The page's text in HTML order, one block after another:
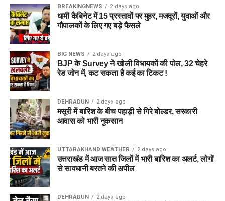
आलंबन गांव विकसित करने के लिए करीब 5 एकड़ जमीन की आवश्यकता
बताई गई है। विभाग की पहली प्राथमिकता देहरादून जिले या उसके
आसपास जमीन तलाशने की थी, लेकिन फिलहाल उपयुक्त जमीन उपलब्ध
नहीं हो पाई है। अब विभाग की ओर से हरिद्वार और आसपास के क्षेत्रों में
जमीन की तलाश की जा रही है। अधिकारियों को उम्मीद है कि हरिद्वार में
इसके लिए उपयुक्त जमीन मिल सकती है।
इसके अलावा उत्तरकाशी जिले के चिन्यालीसौड़ में भी एक जमीन को लेकर
संभावनाएं देखी जा रही हैं। विभाग यह जांच कर रहा है कि वहां की जमीन
और परिस्थितियां आलंबन गांव के निर्माण के लिए उपयुक्त हैं या नहीं।
महिलाओं और बच्चों को मिलेगा नया जीवन
आलंबन गांव की यह योजना सिर्फ एक नया भवन या परिसर तैयार करने की
कवायद नहीं है, बल्कि नारी निकेतन में रहने वाली महिलाओं और बच्चों के
प्रति सोच में बदलाव की कोशिश भी है।
BREAKINGNEWS 2 days ago
धामी कैबिनेट में 15 प्रस्तावों पर मुहर, मजदूरों, युवाओं और
गौपालकों के लिए गए बड़े फैसले
BIG NEWS 2 days ago
BJP के Survey ने खोली विधायकों की पोल, 32 चेहरे
रेड जोन में, कट सकता है कई का टिकट !
DEHRADUN 2 days ago
मसूरी में बारिश के बीच पहाड़ी से गिरे बोल्डर, सरकारी
आवास को भारी नुकसान
UTTARAKHAND WEATHER 2 days ago
उत्तराखंड में आज सात जिलों में भारी बारिश का अलर्ट, लोगों
से सावधानी बरतने की अपील
DEHRADUN 2 days ago